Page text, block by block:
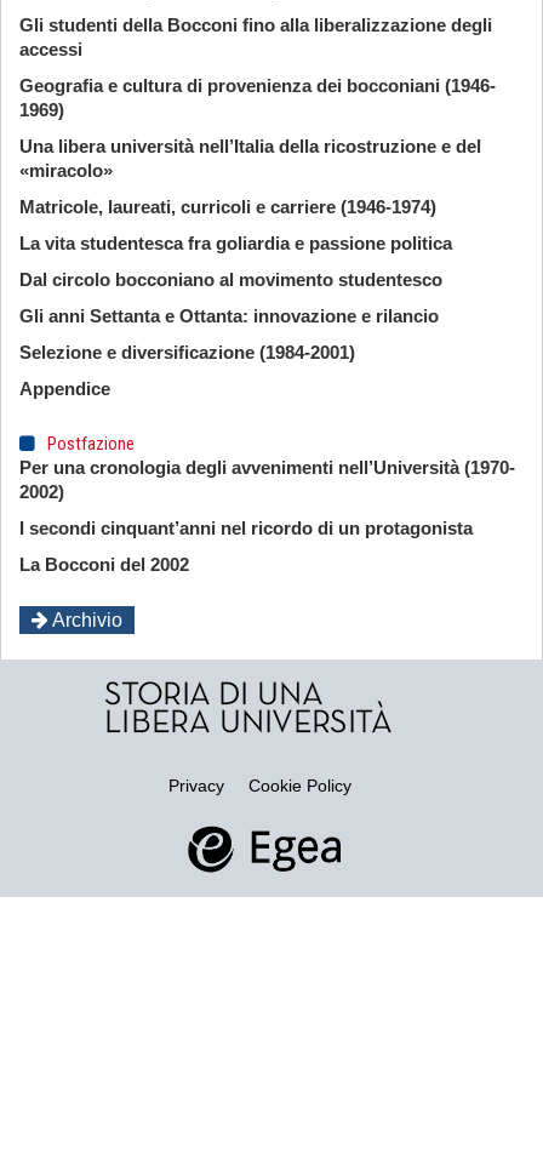
Gli studenti della Bocconi fino alla liberalizzazione degli
accessi
Geografia e cultura di provenienza dei bocconiani (1946-
1969)
Una libera università nell’Italia della ricostruzione e del
«miracolo»
Matricole, laureati, curricoli e carriere (1946-1974)
La vita studentesca fra goliardia e passione politica
Dal circolo bocconiano al movimento studentesco
Gli anni Settanta e Ottanta: innovazione e rilancio
Selezione e diversificazione (1984-2001)
Appendice
Postfazione
Per una cronologia degli avvenimenti nell’Università (1970-
2002)
I secondi cinquant’anni nel ricordo di un protagonista
La Bocconi del 2002
Archivio
Privacy Cookie Policy